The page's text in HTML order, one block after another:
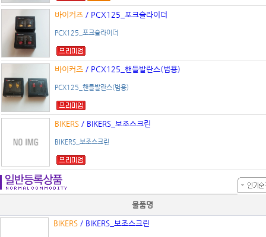
바이커즈 / PCX125_포크슬라이더
PCX125_포크슬라이더
바이커즈 / PCX125_핸들발란스(범용)
PCX125_핸들발란스(범용)
BIKERS / BIKERS_보조스크린
BIKERS_보조스크린
물품명
BIKERS / BIKERS_보조스크린